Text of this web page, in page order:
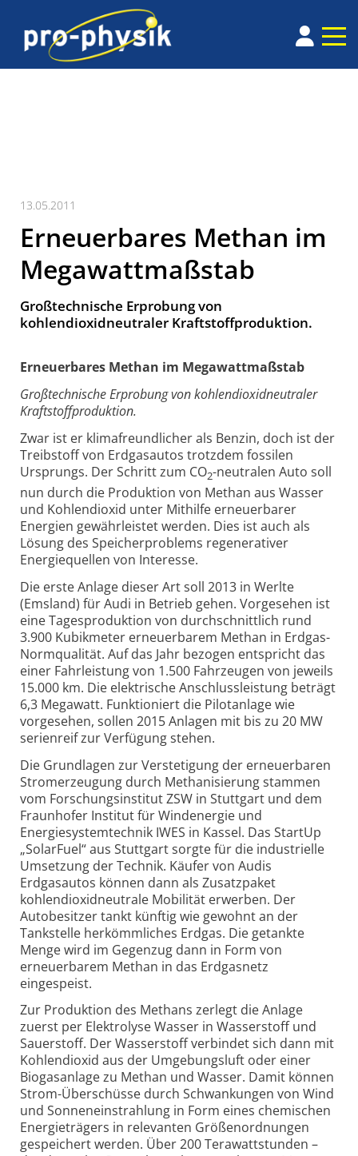
13.05.2011
Erneuerbares Methan im
Megawattmaßstab
Großtechnische Erprobung von
kohlendioxidneutraler Kraftstoffproduktion.
Erneuerbares Methan im Megawattmaßstab
Großtechnische Erprobung von kohlendioxidneutraler
Kraftstoffproduktion.
Zwar ist er klimafreundlicher als Benzin, doch ist der
Treibstoff von Erdgasautos trotzdem fossilen
Ursprungs. Der Schritt zum CO2-neutralen Auto soll
nun durch die Produktion von Methan aus Wasser
und Kohlendioxid unter Mithilfe erneuerbarer
Energien gewährleistet werden. Dies ist auch als
Lösung des Speicherproblems regenerativer
Energiequellen von Interesse.
Die erste Anlage dieser Art soll 2013 in Werlte
(Emsland) für Audi in Betrieb gehen. Vorgesehen ist
eine Tagesproduktion von durchschnittlich rund
3.900 Kubikmeter erneuerbarem Methan in Erdgas-
Normqualität. Auf das Jahr bezogen entspricht das
einer Fahrleistung von 1.500 Fahrzeugen von jeweils
15.000 km. Die elektrische Anschlussleistung beträgt
6,3 Megawatt. Funktioniert die Pilotanlage wie
vorgesehen, sollen 2015 Anlagen mit bis zu 20 MW
serienreif zur Verfügung stehen.
Die Grundlagen zur Verstetigung der erneuerbaren
Stromerzeugung durch Methanisierung stammen
vom Forschungsinstitut ZSW in Stuttgart und dem
Fraunhofer Institut für Windenergie und
Energiesystemtechnik IWES in Kassel. Das StartUp
„SolarFuel“ aus Stuttgart sorgte für die industrielle
Umsetzung der Technik. Käufer von Audis
Erdgasautos können dann als Zusatzpaket
kohlendioxidneutrale Mobilität erwerben. Der
Autobesitzer tankt künftig wie gewohnt an der
Tankstelle herkömmliches Erdgas. Die getankte
Menge wird im Gegenzug dann in Form von
erneuerbarem Methan in das Erdgasnetz
eingespeist.
Zur Produktion des Methans zerlegt die Anlage
zuerst per Elektrolyse Wasser in Wasserstoff und
Sauerstoff. Der Wasserstoff verbindet sich dann mit
Kohlendioxid aus der Umgebungsluft oder einer
Biogasanlage zu Methan und Wasser. Damit können
Strom-Überschüsse durch Schwankungen von Wind
und Sonneneinstrahlung in Form eines chemischen
Energieträgers in relevanten Größenordnungen
gespeichert werden. Über 200 Terawattstunden –